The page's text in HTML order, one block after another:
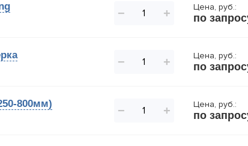
− + Цена, руб.:
по
− + Цена, руб.:
по
800мм)
− + Цена, руб.:
по